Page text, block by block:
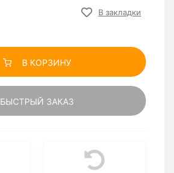
В закладки
В КОРЗИНУ
БЫСТРЫЙ ЗАКАЗ